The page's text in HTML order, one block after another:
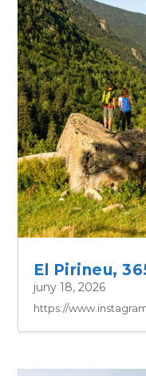
El Pirineu,
juny 18, 2026
https://